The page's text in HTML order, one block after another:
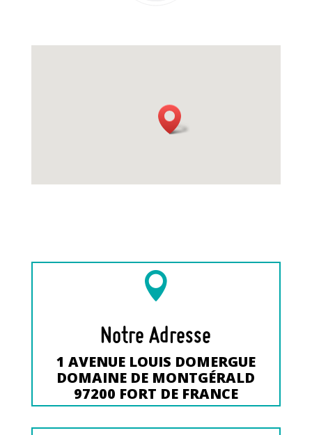

Notre Adresse
1 AVENUE LOUIS DOMERGUE
DOMAINE DE MONTGÉRALD
97200 FORT DE FRANCE